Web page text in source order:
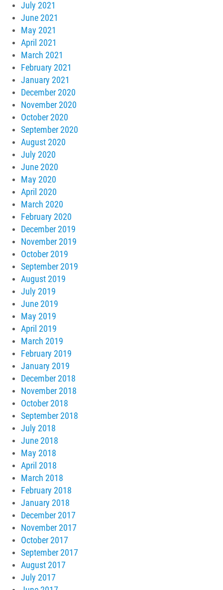
July 2021
June 2021
May 2021
April 2021
March 2021
February 2021
January 2021
December 2020
November 2020
October 2020
September 2020
August 2020
July 2020
June 2020
May 2020
April 2020
March 2020
February 2020
December 2019
November 2019
October 2019
September 2019
August 2019
July 2019
June 2019
May 2019
April 2019
March 2019
February 2019
January 2019
December 2018
November 2018
October 2018
September 2018
July 2018
June 2018
May 2018
April 2018
March 2018
February 2018
January 2018
December 2017
November 2017
October 2017
September 2017
August 2017
July 2017